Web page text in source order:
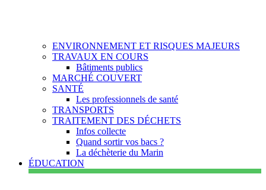
ENVIRONNEMENT ET RISQUES MAJEURS
TRAVAUX EN COURS
Bâtiments publics
MARCHÉ COUVERT
SANTÉ
Les professionnels de santé
TRANSPORTS
TRAITEMENT DES DÉCHETS
Infos collecte
Quand sortir vos bacs ?
La déchèterie du Marin
ÉDUCATION